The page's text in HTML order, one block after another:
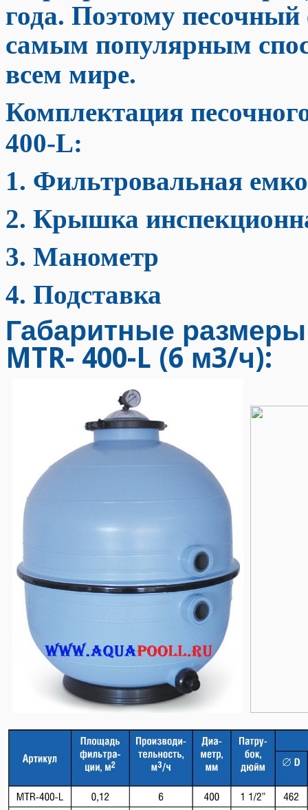
года. Поэтому
самым популярным
всем мире.
Комплектация
400-L:
1. Фильтровальная
2. Крышка
3. Манометр
4. Подставка
Габаритные
MTR- 400-L (6 м3/ч):